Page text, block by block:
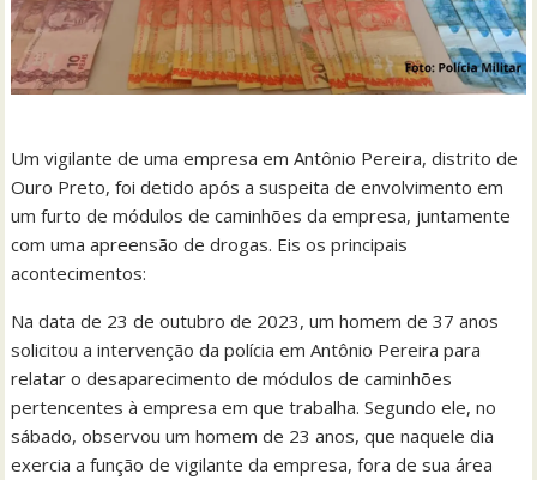
Um vigilante de uma empresa em Antônio Pereira, distrito de
Ouro Preto, foi detido após a suspeita de envolvimento em
um furto de módulos de caminhões da empresa, juntamente
com uma apreensão de drogas. Eis os principais
acontecimentos:
Na data de 23 de outubro de 2023, um homem de 37 anos
solicitou a intervenção da polícia em Antônio Pereira para
relatar o desaparecimento de módulos de caminhões
pertencentes à empresa em que trabalha. Segundo ele, no
sábado, observou um homem de 23 anos, que naquele dia
exercia a função de vigilante da empresa, fora de sua área